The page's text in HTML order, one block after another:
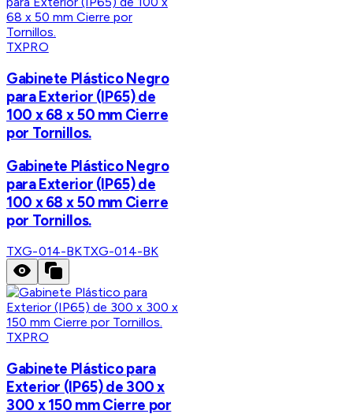
TXPRO
Gabinete Plástico Negro
para Exterior (IP65) de
100 x 68 x 50 mm Cierre
por Tornillos.
Gabinete Plástico Negro
para Exterior (IP65) de
100 x 68 x 50 mm Cierre
por Tornillos.
TXG-014-BKTXG-014-BK
TXPRO
Gabinete Plástico para
Exterior (IP65) de 300 x
300 x 150 mm Cierre por